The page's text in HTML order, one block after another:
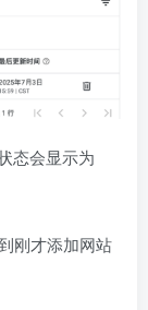
态会显示为
刚才添加网站